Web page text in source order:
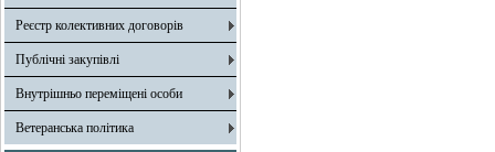
Реєстр колективних договорів
Публічні закупівлі
Внутрішньо переміщені особи
Ветеранська політика